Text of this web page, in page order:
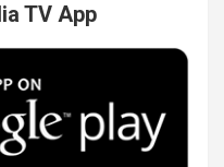
I e
TV App